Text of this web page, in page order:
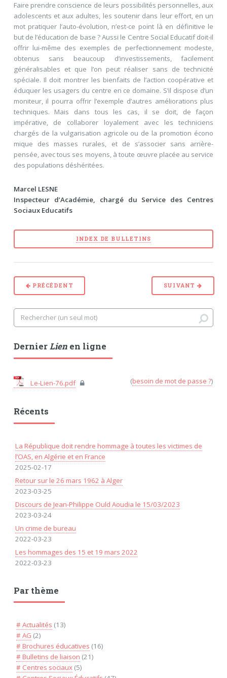
Faire prendre conscience de leurs possibilités personnelles, aux
adolescents et aux adultes, les soutenir dans leur effort, en un
mot pratiquer l’auto-évolution, n’est-ce point là en définitive le
but de l’éducation de base ? Aussi le Centre Social Educatif doit-il
offrir lui-même des exemples de perfectionnement modeste,
obtenus sans beaucoup d’investissements, facilement
généralisables et que l’on peut réaliser sans de technicité
spéciale. Il doit montrer les bienfaits de l’action coopérative et
éduquer les usagers du centre en ce domaine. S’il dispose d’un
moniteur, il pourra offrir l’exemple d’autres améliorations plus
techniques. Mais dans tous les cas, il se doit, de façon
impérative, de collaborer loyalement avec les techniciens
chargés de la vulgarisation agricole ou de la promotion écono
mique des masses rurales, et de s’associer sans arrière-
pensée, avec tous ses moyens, à toute œuvre placée au service
des populations déshéritées.
Marcel LESNE
Inspecteur d’Académie, chargé du Service des Centres
Sociaux Educatifs
INDEX DE BULLETINS
PRÉCÉDENT SUIVANT
DernierLienen ligne
Le-Lien-76.pdf (besoin de mot de passe ?)
Récents
La République doit rendre hommage à toutes les victimes de
l’OAS, en Algérie et en France
2025-02-17
Retour sur le 26 mars 1962 à Alger
2023-03-25
Discours de Jean-Philippe Ould Aoudia le 15/03/2023
2023-03-24
Un crime de bureau
2022-03-23
Les hommages des 15 et 19 mars 2022
2022-03-23
Par thème
# Actualités (13)
# AG (2)
# Brochures éducatives (16)
# Bulletins de liaison (21)
# Centres sociaux(5)